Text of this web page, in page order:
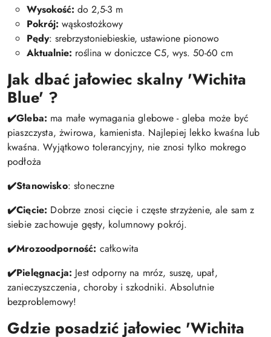
Wysokość: do 2,5-3 m
Pokrój: wąskostożkowy
Pędy: srebrzystoniebieskie, ustawione pionowo
Aktualnie: roślina w doniczce C5, wys. 50-60 cm
Jak dbać jałowiec skalny 'Wichita
Blue' ?
✔️Gleba: ma małe wymagania glebowe - gleba może być
piaszczysta, żwirowa, kamienista. Najlepiej lekko kwaśna lub
kwaśna. Wyjątkowo tolerancyjny, nie znosi tylko mokrego
podłoża
✔️Stanowisko: słoneczne
✔️Cięcie: Dobrze znosi cięcie i częste strzyżenie, ale sam z
siebie zachowuje gęsty, kolumnowy pokrój.
✔️Mrozoodporność: całkowita
✔️Pielęgnacja: Jest odporny na mróz, suszę, upał,
zanieczyszczenia, choroby i szkodniki. Absolutnie
bezproblemowy!
Gdzie posadzić jałowiec 'Wichita